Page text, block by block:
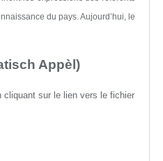
du pays.Aujourd’hui, le
Appèl)
cliquant sur e lien vers le fichier